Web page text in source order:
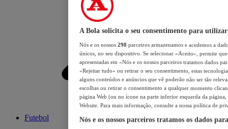
Futebol
A Bola solicita o seu consentimento para utilizar
Nós e os nossos 298 parceiros armazenamos e acedemos a
únicos, no seu dispositivo. Se selecionar «Aceito», permite
apresentadas em «Nós e os nossos parceiros tratamos dados
«Rejeitar tudo» ou retirar o seu consentimento, estas
alguns conteúdos e anúncios que vê poderão não ser tão
escolhas ou retirar o consentimento a qualquer momento
página Web (ou no ícone na parte inferior esquerda da página,
Website. Para mais informação, consulte a nossa política de
Nós e os nossos parceiros tratamos os dados